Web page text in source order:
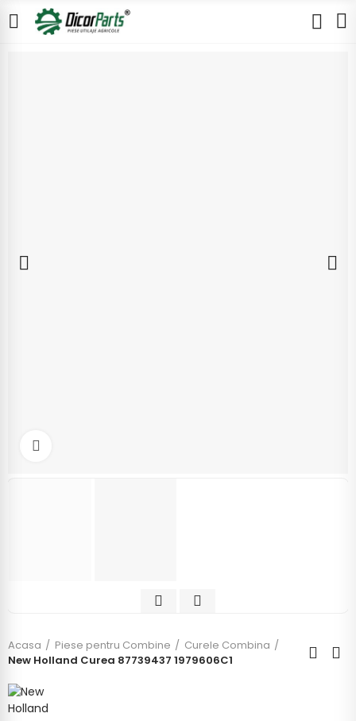
Acasa Piese pentru Combine
Curele Combina
New Holland Curea 87739437 1979606C1